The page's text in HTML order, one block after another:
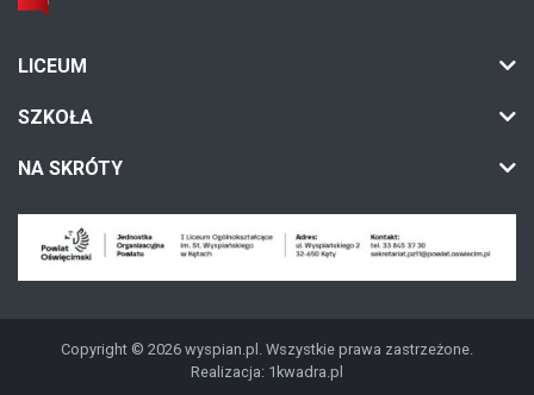
LICEUM
SZKOŁA
NA SKRÓTY
Copyright © 2026 wyspian.pl. Wszystkie prawa zastrzeżone.
Realizacja: 1kwadra.pl